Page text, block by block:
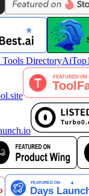
Directory